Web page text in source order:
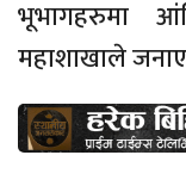
भूभागहरुमा
महाशाखाले